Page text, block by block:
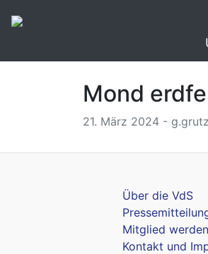
Mond
21. März 2024 -
Über die VdS
Mitglied werden
Kontakt und